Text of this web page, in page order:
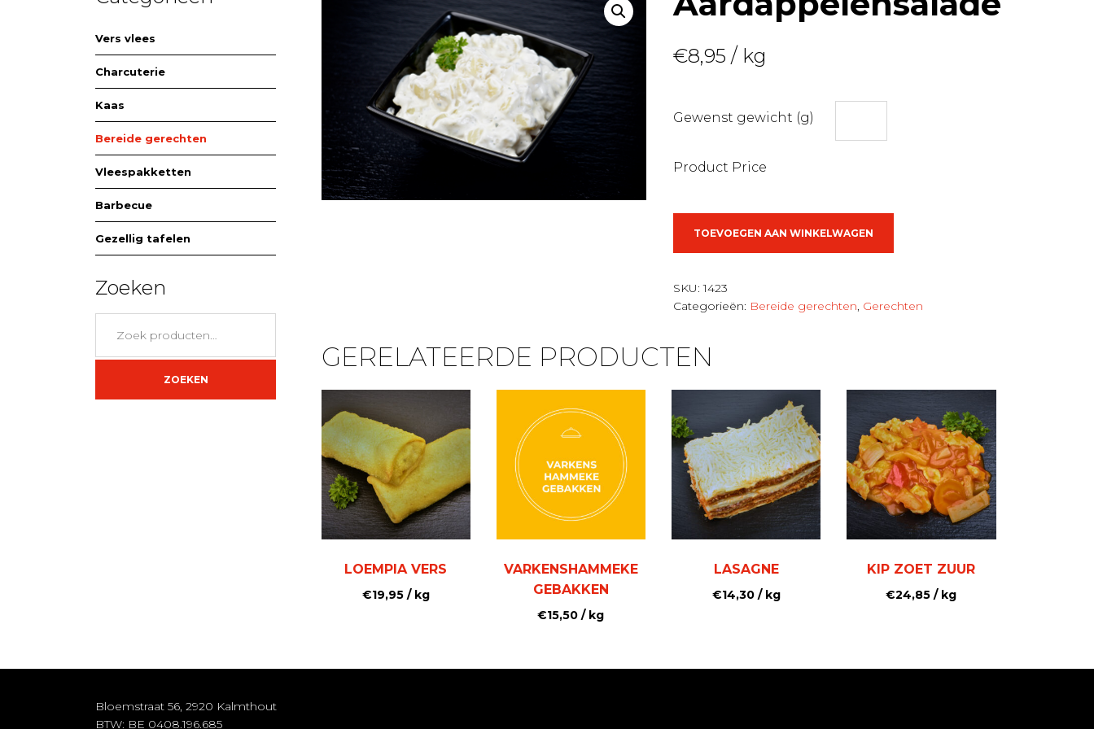
€8,95 / kg
Gewenst gewicht (g)
Product Price
TOEVOEGEN AAN WINKELWAGEN
SKU:1423
Categorieën: Bereide gerechten, Gerechten
GERELATEERDE PRODUCTEN
LOEMPIA VERS
€19,95/ kg
VARKENSHAMMEKE
GEBAKKEN
€15,50 / kg
LASAGNE
€14,30/ kg
KIP ZOET ZUUR
€24,85 / kg
Vers vlees
Charcuterie
Kaas
Bereide gerechten
Vleespakketten
Barbecue
Gezellig tafelen
Zoeken
naar:
ZOEKEN
Bloemstraat 56, 2920 Kalmthout
BTW: BE 0408.196.685